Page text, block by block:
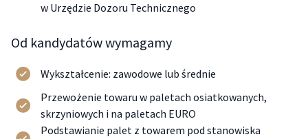
w Urzędzie Dozoru Technicznego
Od kandydatów wymagamy
Wykształcenie: zawodowe lub średnie
Przewożenie towaru w paletach osiatkowanych,
skrzyniowych i na paletach EURO
Podstawianie palet z towarem pod stanowiska